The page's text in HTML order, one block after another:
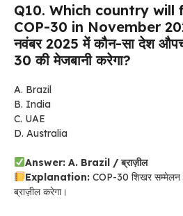
Q10. Which country will
COP-30 in November
नवंबर 2025 में कौन-सा देश
30 की मेजबानी करेगा?
A. Brazil
B. India
C. UAE
D. Australia
Answer: A. Brazil / ब्राज़ील
Explanation:COP-30 शिखर सम्मेलन
ब्राज़ील करेगा।